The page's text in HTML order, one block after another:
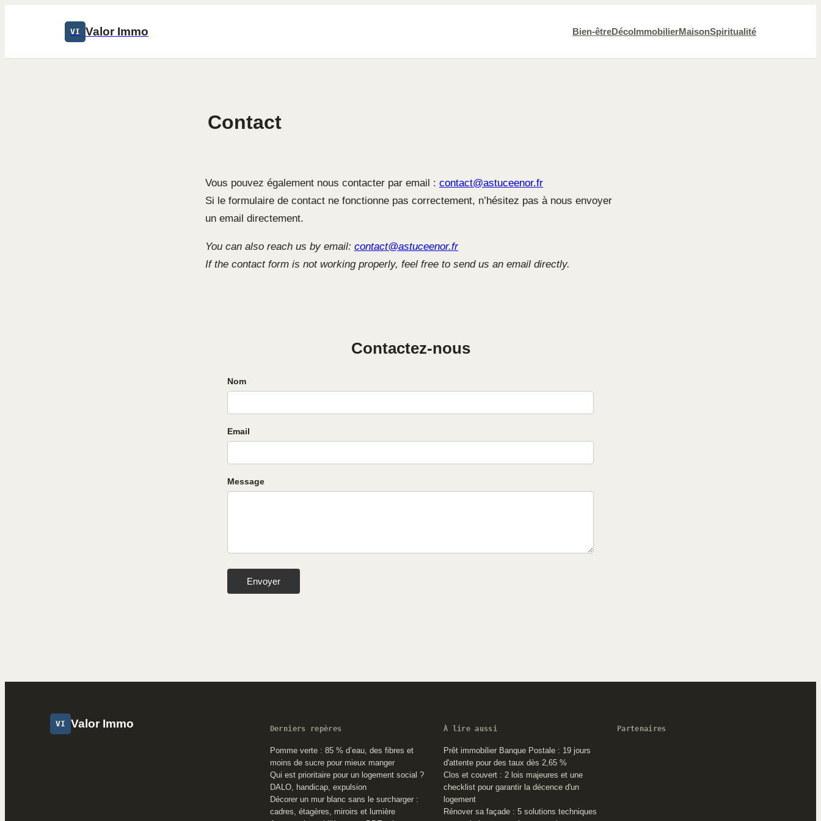
VI Valor Immo Bien-êtreDécoImmobilierMaisonSpiritualité
Contact
Vous pouvez également nous contacter par email : contact@astuceenor.fr
Si le formulaire de contact ne fonctionne pas correctement, n’hésitez pas à nous envoyer
un email directement.
You can also reach us by email: contact@astuceenor.fr
If the contact form is not working properly, feel free to send us an email directly.
Contactez-nous
Nom
Email
Message
Envoyer
VI Valor Immo Derniers repères
Pomme verte : 85 % d’eau, des fibres et
moins de sucre pour mieux manger
Qui est prioritaire pour un logement social ?
DALO, handicap, expulsion
Décorer un mur blanc sans le surcharger :
cadres, étagères, miroirs et lumière
À lire aussi
Prêt immobilier Banque Postale : 19 jours
d'attente pour des taux dès 2,65 %
Clos et couvert : 2 lois majeures et une
checklist pour garantir la décence d'un
logement
Rénover sa façade : 5 solutions techniques
Partenaires